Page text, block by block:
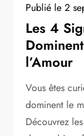
Publié le2
Les 4
l’Amour
Vous êtes
dominent le
Découvrez